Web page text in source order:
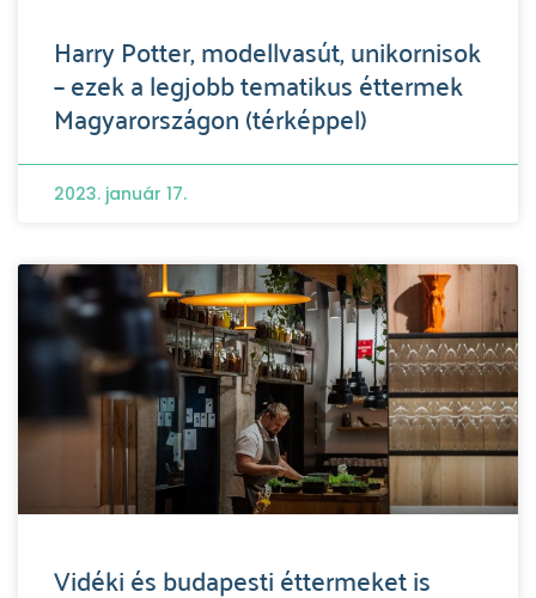
Harry Potter, modellvasút, unikornisok
– ezek a legjobb tematikus éttermek
Magyarországon (térképpel)
2023. január 17.
Vidéki és budapesti éttermeket is